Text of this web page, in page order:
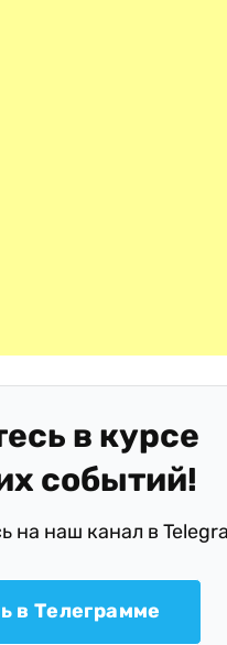
в курсе
событий!
на наш канал в
в Телеграмме